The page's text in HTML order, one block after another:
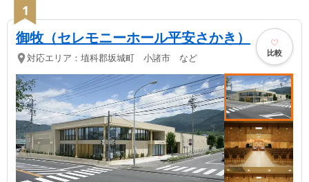
埴科郡坂城町
1
御牧（セレモニーホール平安さかき）
対応エリア： 埴科郡坂城町 小諸市 など 比較